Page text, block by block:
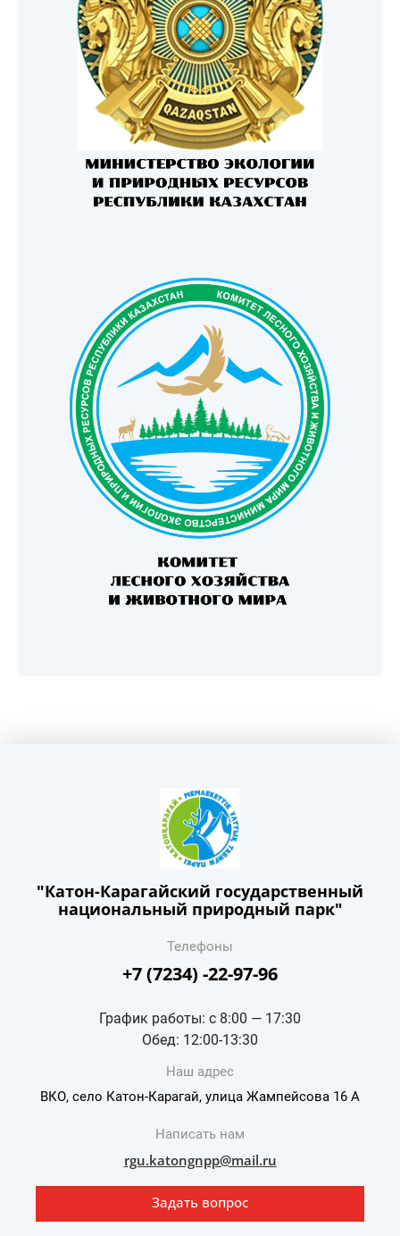
"Катон-Карагайский государственный
национальный природный парк"
Телефоны
+7 (7234) -22-97-96
График работы: с 8:00 — 17:30
Обед: 12:00-13:30
Наш адрес
ВКО, село Катон-Карагай, улица Жампейсова 16 А
Написать нам
rgu.katongnpp@mail.ru
Задать вопрос